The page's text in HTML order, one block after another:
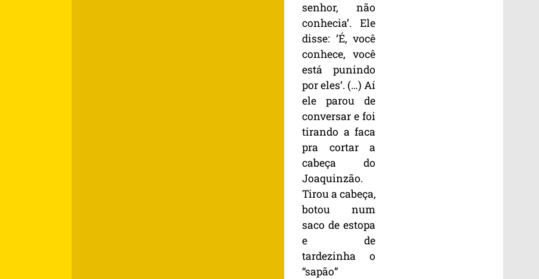
senhor, não
conhecia’. Ele
disse: ‘É, você
conhece, você
está punindo
por eles‘. (…) Aí
ele parou de
conversar e foi
tirando a faca
pra cortar a
cabeça do
Joaquinzão.
Tirou a cabeça,
botou num
saco de estopa
e de
tardezinha o
“sapão”